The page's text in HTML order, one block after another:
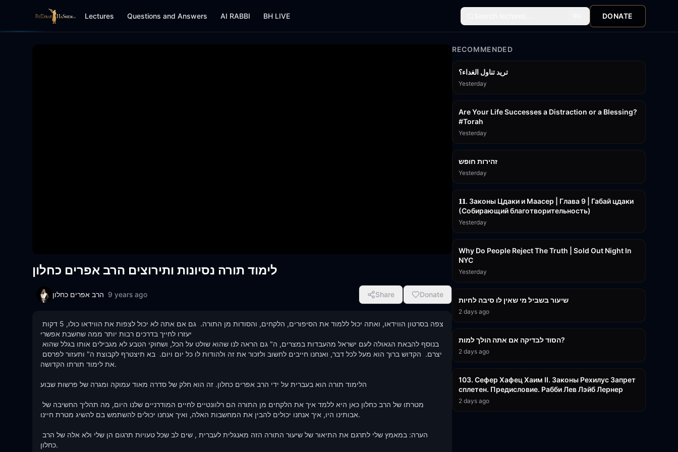
Lectures Questions and Answers AI RABBI BH LIVE DONATE
לימוד תורה נסיונות ותירוצים הרב אפרים כחלון
הרב אפרים כחלון 9 years ago Share Donate
יעזרו לחייך בדרכים רבות יותר ממה שחשבת אפשרי
את לימוד תורתו הקדושה.
הלימוד תורה הוא בעברית על ידי הרב אפרים כחלון. זה הוא חלק של סדרה מאוד עמוקה ומגרה של פרשות שבוע
אבותינו היו, איך אנחנו יכולים להבין את המחשבות האלה, ואיך אנחנו יכולים להשתמש בם להשיג מטרת חיינו.
כחלון.
RECOMMENDED
تريد تناول الغداء؟
Yesterday
Are Your Life Successes a Distraction or a Blessing?
#Torah
Yesterday
זהירות חופש
Yesterday
𝟏𝟏. Законы Цдаки и Маасер | Глава 9 | Габай цдаки
(Собирающий благотворительность)
Yesterday
Why Do People Reject The Truth | Sold Out Night In
NYC
Yesterday
שיעור בשביל מי שאין לו סיבה לחיות
2 days ago
הסוד לבדיקה אם אתה הולך למות?
2 days ago
103. Сефер Хафец Хаим II. Законы Рехилус Запрет
сплетен. Предисловие. Рабби Лев Лэйб Лернер
2 days ago